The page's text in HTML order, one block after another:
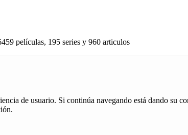
películas, 195 series y 960 articulos
de usuario. Si continúa navegando está dando su